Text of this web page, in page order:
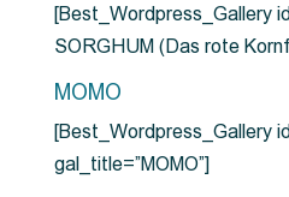
[Best_Wordpress_Gallery
SORGHUM (Das rote
MOMO
[Best_Wordpress_Gallery
gal_title=”MOMO”]